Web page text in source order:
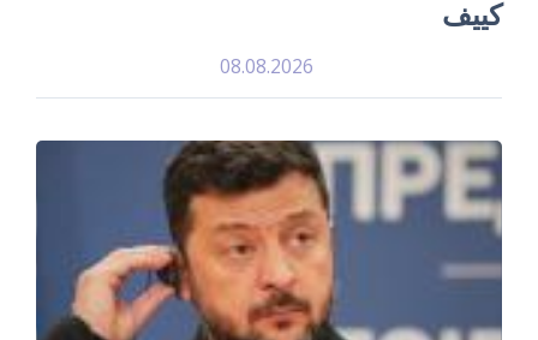
كييف
08.08.2026